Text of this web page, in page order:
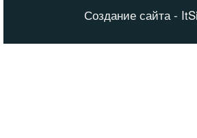
Создание сайта -